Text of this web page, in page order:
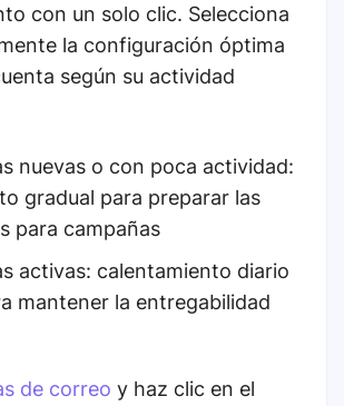
con un solo clic. Selecciona
la configuración óptima
según su actividad
nuevas o con poca actividad:
gradual para preparar las
para campañas
activas: calentamiento diario
mantener la entregabilidad
de correo y haz clic en el